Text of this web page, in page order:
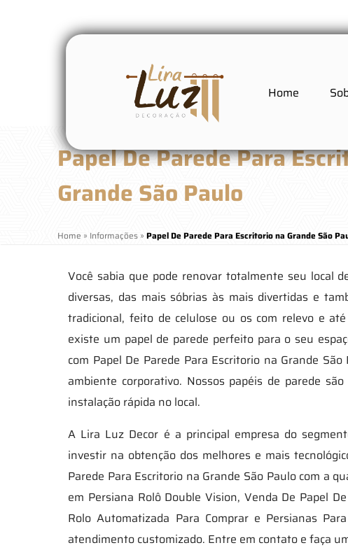
Home
Papel De Parede Para
Grande São Paulo
Home » Informações »Papel De Parede Para Escritorio na Grande São
Você sabia que pode renovar totalmente seu local
diversas, das mais sóbrias às mais divertidas e
tradicional, feito de celulose ou os com relevo e
existe um papel de parede perfeito para o seu
com Papel De Parede Para Escritorio na Grande
ambiente corporativo. Nossos papéis de parede
instalação rápida no local.
A Lira Luz Decor é a principal empresa do
investir na obtenção dos melhores e mais
Parede Para Escritorio na Grande São Paulo com a
em Persiana Rolô Double Vision, Venda De Papel
Rolo Automatizada Para Comprar e Persianas
atendimento customizado. Entre em contato e faça